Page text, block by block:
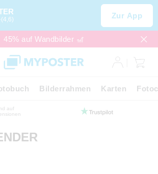
(4,6) Zur App
45% auf Wandbilder 🎢
Bilderrahmen Karten
auf